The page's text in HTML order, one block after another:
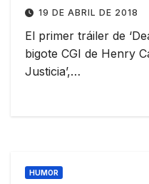
19 DE ABRIL DE 2018
El primer tráiler de
bigote CGI de Henry
Justicia’,…
HUMOR